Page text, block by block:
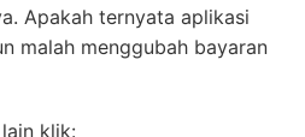
Apakah ternyata aplikasi
malah menggubah bayaran
klik: